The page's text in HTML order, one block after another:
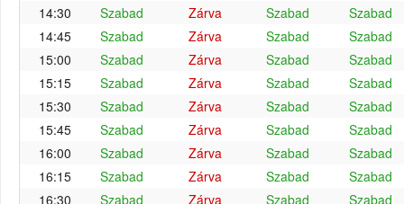
14:30
Szabad Zárva Szabad
Szabad
14:45
Szabad Zárva Szabad
Szabad
15:00
Szabad Zárva Szabad
Szabad
15:15
Szabad Zárva Szabad
Szabad
15:30
Szabad Zárva Szabad
Szabad
15:45
Szabad Zárva Szabad
Szabad
16:00
Szabad Zárva Szabad
Szabad
16:15
Szabad Zárva Szabad
Szabad
16:30
Szabad Zárva Szabad
Szabad